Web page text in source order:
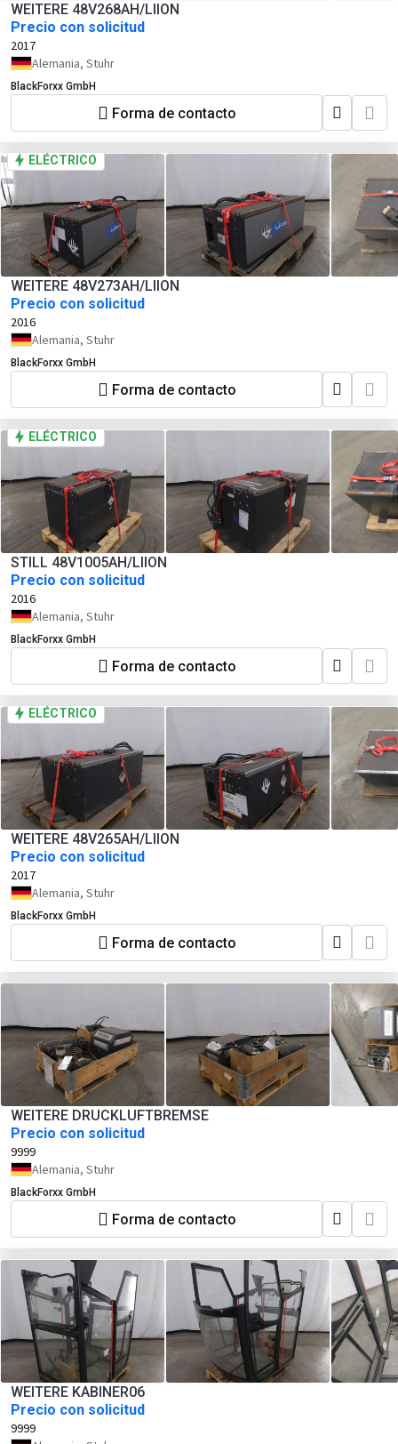
WEITERE 48V268AH/LIION
Precio con solicitud
2017
Alemania, Stuhr
BlackForxx GmbH
Forma de contacto
ELÉCTRICO
WEITERE 48V273AH/LIION
Precio con solicitud
2016
Alemania, Stuhr
BlackForxx GmbH
Forma de contacto
ELÉCTRICO
STILL 48V1005AH/LIION
Precio con solicitud
2016
Alemania, Stuhr
BlackForxx GmbH
Forma de contacto
ELÉCTRICO
WEITERE 48V265AH/LIION
Precio con solicitud
2017
Alemania, Stuhr
BlackForxx GmbH
Forma de contacto
WEITERE DRUCKLUFTBREMSE
Precio con solicitud
9999
Alemania, Stuhr
BlackForxx GmbH
Forma de contacto
WEITERE KABINER06
Precio con solicitud
9999